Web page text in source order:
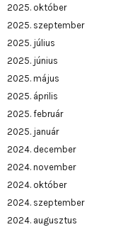
2025. október
2025. szeptember
2025. július
2025. június
2025. május
2025. április
2025. február
2025. január
2024. december
2024. november
2024. október
2024. szeptember
2024. augusztus